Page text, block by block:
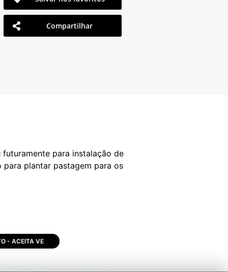
Compartilhar
para instalação de
plantar pastagem para os
- ACEITA VE